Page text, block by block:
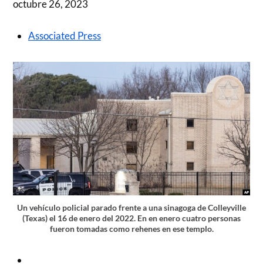
octubre 26, 2023
Associated Press
Un vehículo policial parado frente a una sinagoga de Colleyville
(Texas) el 16 de enero del 2022. En en enero cuatro personas
fueron tomadas como rehenes en ese templo.